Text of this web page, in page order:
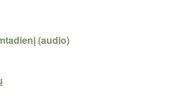
(audio)